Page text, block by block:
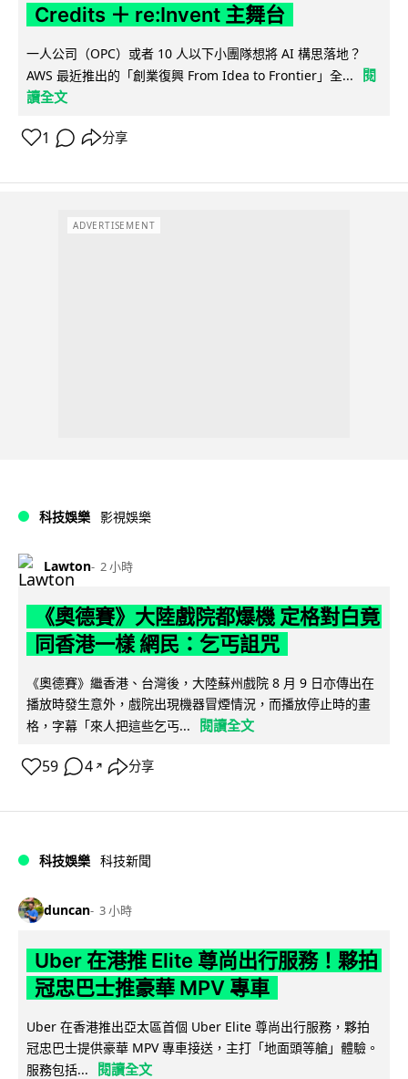
Credits ＋ re:Invent 主舞台
一人公司（OPC）或者 10 人以下小團隊想將 AI 構思落地？
AWS 最近推出的「創業復興 From Idea to Frontier」全...
閱
讀全文
1 分享
ADVERTISEMENT
科技娛樂 影視娛樂
Lawton 2 小時
《奧德賽》大陸戲院都爆機 定格對白竟
同香港一樣 網民：乞丐詛咒
《奧德賽》繼香港、台灣後，大陸蘇州戲院 8 月 9 日亦傳出在
播放時發生意外，戲院出現機器冒煙情況，而播放停止時的畫
格，字幕「來人把這些乞丐...
閱讀全文
59 4 ↗ 分享
科技娛樂 科技新聞
duncan 3 小時
Uber 在港推 Elite 尊尚出行服務！夥拍
冠忠巴士推豪華 MPV 專車
Uber 在香港推出亞太區首個 Uber Elite 尊尚出行服務，夥拍
冠忠巴士提供豪華 MPV 專車接送，主打「地面頭等艙」體驗。
服務包括...
閱讀全文